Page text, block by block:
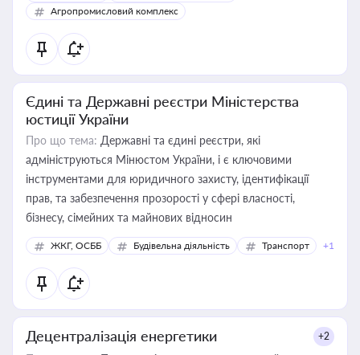
Агропромисловий комплекс
Єдині та Державні реєстри Міністерства
юстиції України
Про що тема: Державні та єдині реєстри, які
адмініструються Мінюстом України, і є ключовими
інструментами для юридичного захисту, ідентифікації
прав, та забезпечення прозорості у сфері власності,
бізнесу, сімейних та майнових відносин
ЖКГ, ОСББ Будівельна діяльність Транспорт +1
Децентралізація енергетики +2